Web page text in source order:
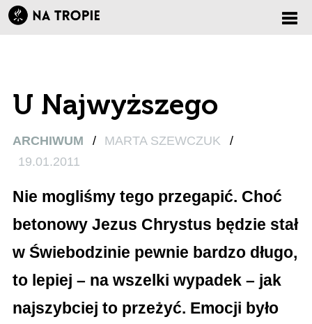
U Najwyższego
ARCHIWUM / MARTA SZEWCZUK
/
19.01.2011
Nie mogliśmy tego przegapić. Choć
betonowy Jezus Chrystus będzie stał
w Świebodzinie pewnie bardzo długo,
to lepiej – na wszelki wypadek – jak
najszybciej to przeżyć. Emocji było